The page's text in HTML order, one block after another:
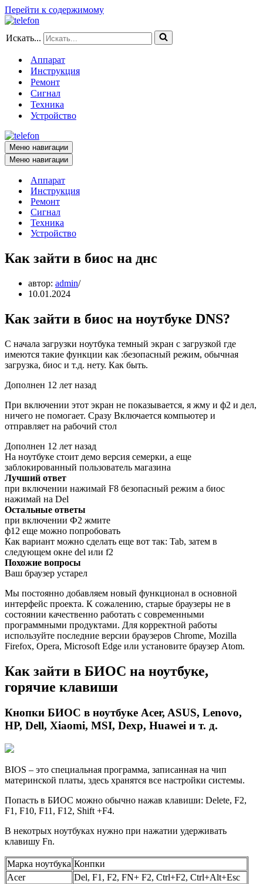
Перейти к содержимому
Искать...
Аппарат
Инструкция
Ремонт
Сигнал
Техника
Устройство
Меню навигации
Меню навигации
Аппарат
Инструкция
Ремонт
Сигнал
Техника
Устройство
Как зайти в биос на днс
автор: admin
10.01.2024
Как зайти в биос на ноутбуке DNS?
С начала загрузки ноутбука темный экран с загрузкой где
имеются такие функции как :безопасный режим, обычная
загрузка, биос и т.д. нету. Как быть.
Дополнен 12 лет назад
При включении этот экран не показывается, я жму и ф2 и дел,
ничего не помогает. Сразу Включается компьютер и
отправляет на рабочий стол
Дополнен 12 лет назад
На ноутбуке стоит демо версия семерки, а еще
заблокированный пользователь магазина
Лучший ответ
при включении нажимай F8 безопасный режим а биос
нажимай на Del
Остальные ответы
при включении Ф2 жмите
ф12 еще можно попробовать
Как вариант можно сделать еще вот так: Tab, затем в
следующем окне del или f2
Похожие вопросы
Ваш браузер устарел
Мы постоянно добавляем новый функционал в основной
интерфейс проекта. К сожалению, старые браузеры не в
состоянии качественно работать с современными
программными продуктами. Для корректной работы
используйте последние версии браузеров Chrome, Mozilla
Firefox, Opera, Microsoft Edge или установите браузер Atom.
Как зайти в БИОС на ноутбуке,
горячие клавиши
Кнопки БИОС в ноутбуке Acer, ASUS, Lenovo,
HP, Dell, Xiaomi, MSI, Dexp, Huawei и т. д.
BIOS – это специальная программа, записанная на чип
материнской платы, здесь хранятся все настройки системы.
Попасть в БИОС можно обычно нажав клавиши: Delete, F2,
F1, F10, F11, F12, Shift +F4.
В некотрых ноутбуках нужно при нажатии удерживать
клавишу Fn.
Марка ноутбука Конпки
Acer
Del, F1, F2, FN+ F2, Ctrl+F2, Ctrl+Alt+Esc